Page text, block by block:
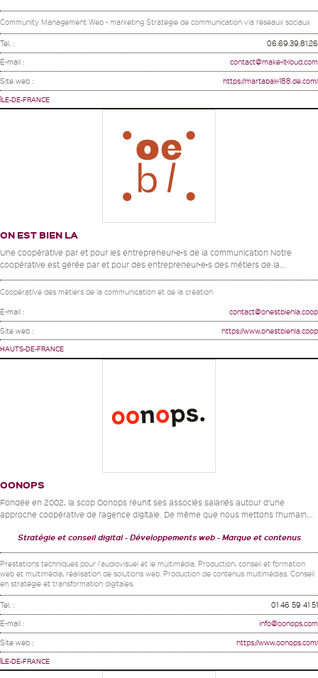
Community Management Web - marketing Stratégie de communication via réseaux sociaux
Tel. : 06.69.39.81.26
E-mail : contact@make-it-loud.com
Site web : https://martabak-188.de.com/
ÎLE-DE-FRANCE
ON EST BIEN LA
Une coopérative par et pour les entrepreneur•e•s de la communication Notre
coopérative est gérée par et pour des entrepreneur•e•s des métiers de la...
Coopérative des métiers de la communication et de la création
E-mail : contact@onestbienla.coop
Site web : https://www.onestbienla.coop
HAUTS-DE-FRANCE
OONOPS
Fondée en 2002, la scop Oonops réunit ses associés salariés autour d’une
approche coopérative de l’agence digitale. De même que nous mettons l’humain...
Stratégie et conseil digital Développements web Marque et contenus
Prestations techniques pour l'audiovisuel et le multimédia. Production, conseil et formation
web et multimédia, réalisation de solutions web. Production de contenus multimédias. Conseil
en stratégie et transformation digitales.
Tel. : 01 46 59 41 51
E-mail : info@oonops.com
Site web : https://www.oonops.com/
ÎLE-DE-FRANCE